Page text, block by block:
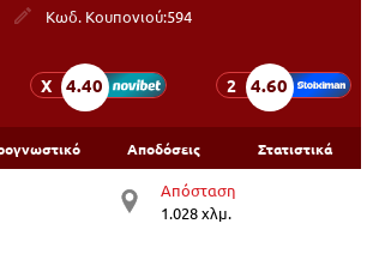
Κωδ. Κουπονιού:594
X 4.40 2 4.60
Αποδόσεις Στατιστικά
Απόσταση
1.028 χλμ.